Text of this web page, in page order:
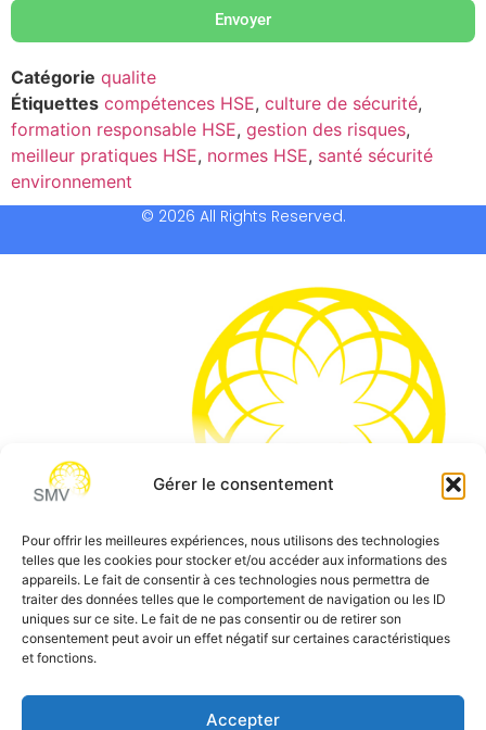
Gérer le consentement
Pour offrir les meilleures expériences, nous utilisons des technologies
telles que les cookies pour stocker et/ou accéder aux informations des
appareils. Le fait de consentir à ces technologies nous permettra de
traiter des données telles que le comportement de navigation ou les ID
uniques sur ce site. Le fait de ne pas consentir ou de retirer son
consentement peut avoir un effet négatif sur certaines caractéristiques
et fonctions.
Accepter
Envoyer
Catégorie qualite
Étiquettes compétences HSE, culture de sécurité,
formation responsable HSE, gestion des risques,
meilleur pratiques HSE, normes HSE, santé sécurité
environnement
© 2026 All Rights Reserved.
SMV permet de vous aider à gagner du temps et vous
permettre de vous concentrer sur l’essentiel de votre
métier
Téléphone:0 805 69 64 75 / 02 37 34 04 04